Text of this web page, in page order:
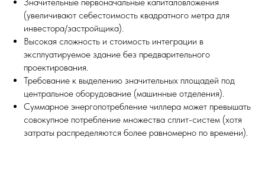
Значительные первоначальные капиталовложения
(увеличивают себестоимость квадратного метра для
инвестора/застройщика).
Высокая сложность и стоимость интеграции в
эксплуатируемое здание без предварительного
проектирования.
Требование к выделению значительных площадей под
центральное оборудование (машинные отделения).
Суммарное энергопотребление чиллера может превышать
совокупное потребление множества сплит-систем (хотя
затраты распределяются более равномерно по времени).